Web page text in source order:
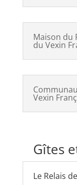
Maison du
du Vexin
Vexin
Gîtes
Le Relais